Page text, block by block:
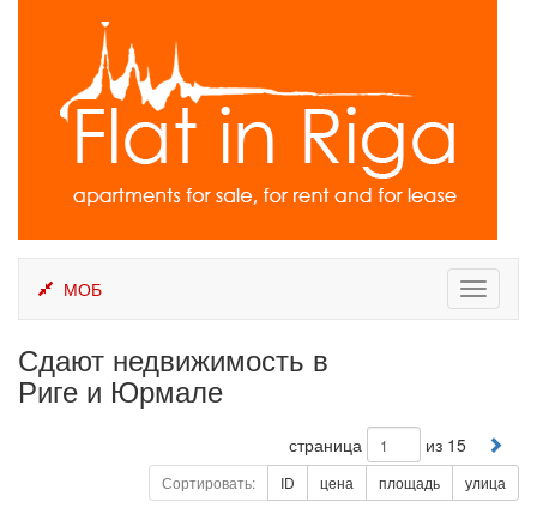
Toggle
МОБ
Сдают недвижимость в
Риге и Юрмале
страница из 15
Сортировать: ID цена площадь улица